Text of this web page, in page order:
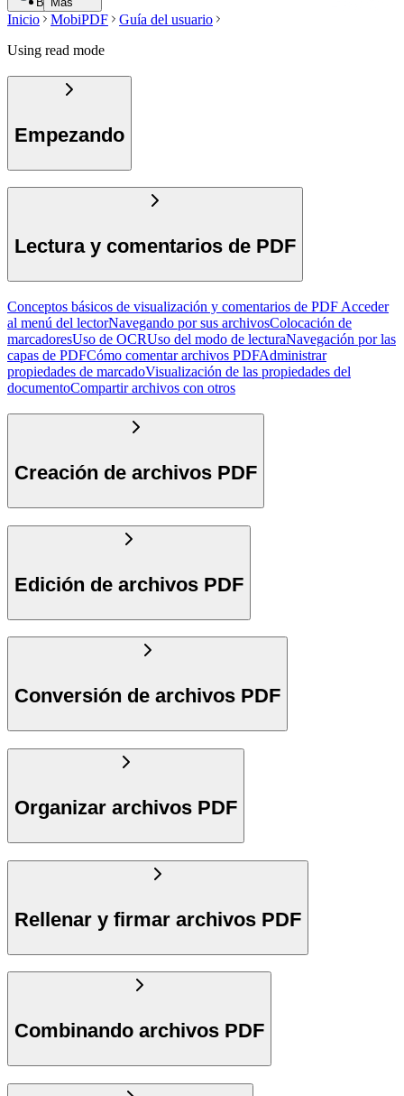
Inicio MobiPDF
Guía del usuario
Using read mode
Empezando
Lectura y comentarios de PDF
Conceptos básicos de visualización y comentarios de PDF Acceder
al menú del lectorNavegando por sus archivosColocación de
marcadoresUso de OCRUso del modo de lecturaNavegación por las
capas de PDFCómo comentar archivos PDFAdministrar
propiedades de marcadoVisualización de las propiedades del
documentoCompartir archivos con otros
Creación de archivos PDF
Edición de archivos PDF
Conversión de archivos PDF
Organizar archivos PDF
Rellenar y firmar archivos PDF
Combinando archivos PDF